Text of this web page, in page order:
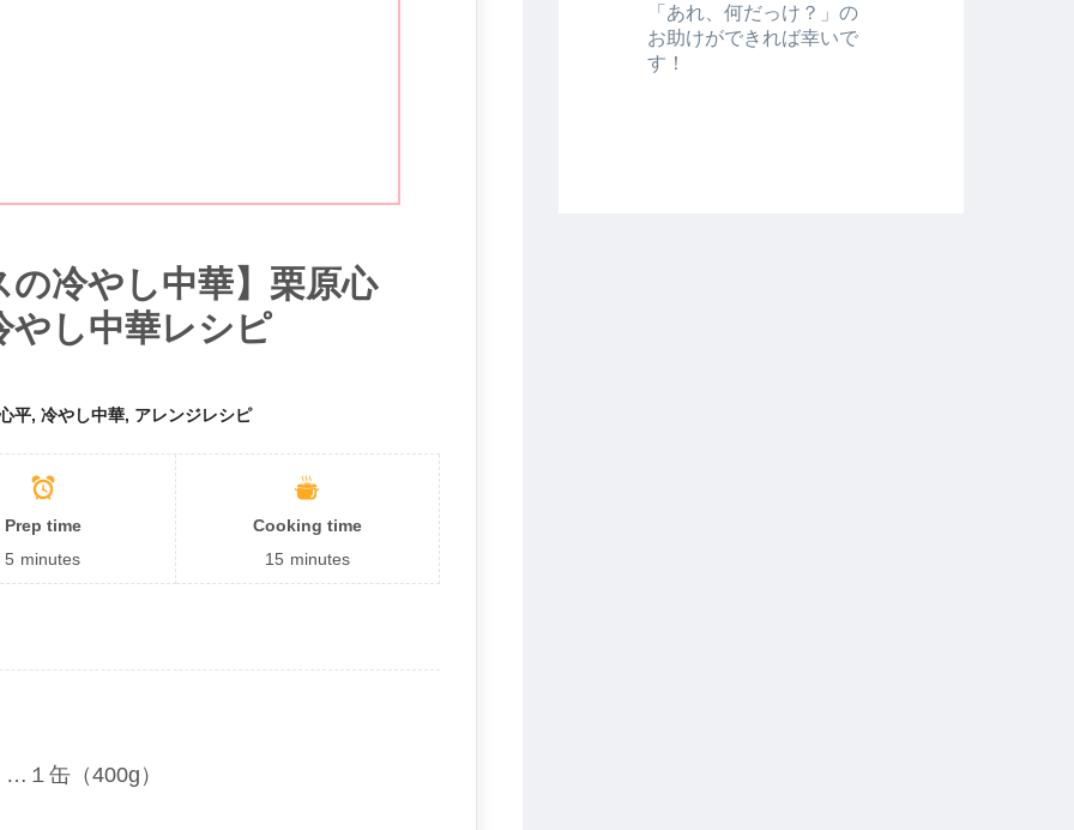
冷やし中華】栗原心
やし中華レシピ
平, 冷やし中華, アレンジレシピ
Prep time
5 minutes
Cooking time
15 minutes
１缶（400g）
「あれ、何だっけ？」の
お助けができれば幸いで
す！